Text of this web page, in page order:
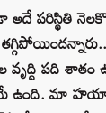
పరిస్థితి
పది శాతం
ఉంది. మా